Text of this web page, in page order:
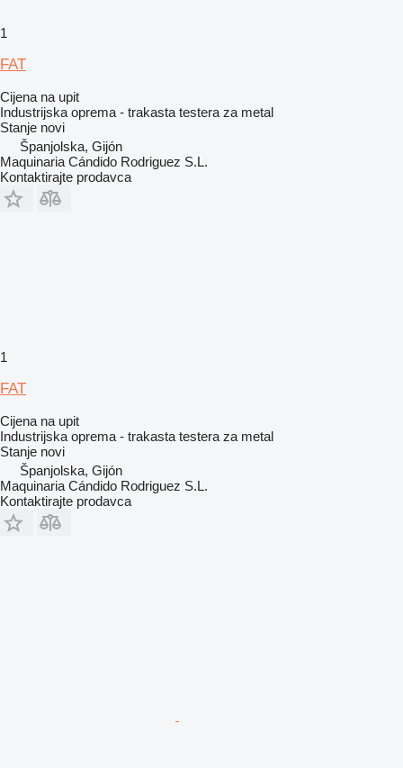
1
FAT
Cijena na upit
Industrijska oprema - trakasta testera za metal
Stanje novi
Španjolska, Gijón
Maquinaria Cándido Rodriguez S.L.
Kontaktirajte prodavca
1
FAT
Cijena na upit
Industrijska oprema - trakasta testera za metal
Stanje novi
Španjolska, Gijón
Maquinaria Cándido Rodriguez S.L.
Kontaktirajte prodavca